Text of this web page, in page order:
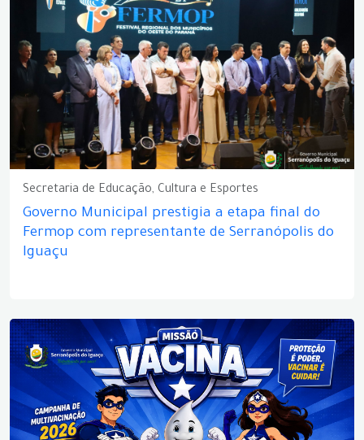
Secretaria de Educação, Cultura e Esportes
Governo Municipal prestigia a etapa final do
Fermop com representante de Serranópolis do
Iguaçu